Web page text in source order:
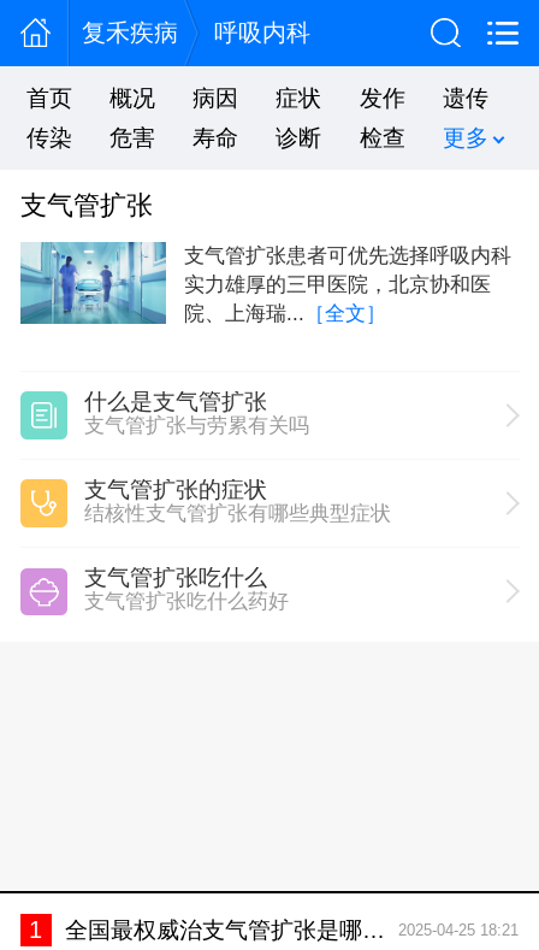
复禾疾病 呼吸内科
首页 概况 病因 症状 发作
遗传
传染
危害 寿命 诊断 检查 更多
支气管扩张
支气管扩张患者可优先选择呼吸内科
实力雄厚的三甲医院，北京协和医
院、上海瑞... ［全文］
什么是支气管扩张
支气管扩张与劳累有关吗
支气管扩张的症状
结核性支气管扩张有哪些典型症状
支气管扩张吃什么
支气管扩张吃什么药好
1 全国最权威治支气管扩张是哪家医院 2025-04-25 18:21